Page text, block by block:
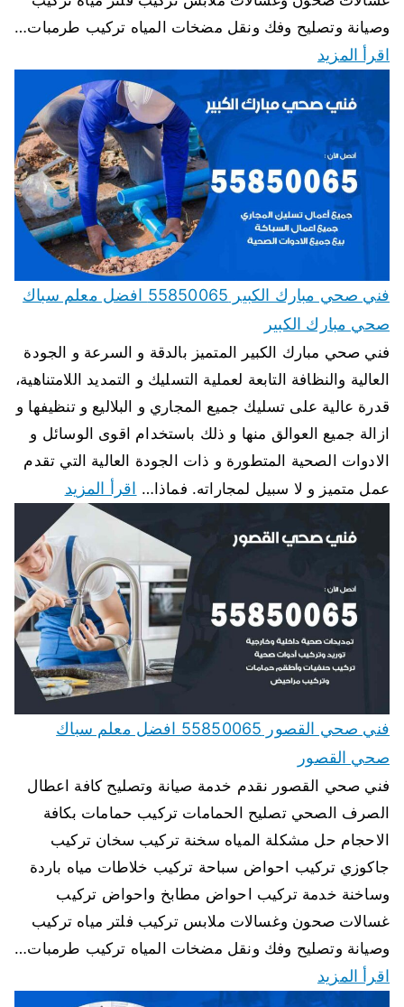
وصيانة وتصليح وفك ونقل مضخات المياه تركيب طرمبات…
اقرأ المزيد
فني صحي مبارك الكبير 55850065 افضل معلم سباك
صحي مبارك الكبير
فني صحي مبارك الكبير المتميز بالدقة و السرعة و الجودة
العالية والنظافة التابعة لعملية التسليك و التمديد اللامتناهية،
قدرة عالية على تسليك جميع المجاري و البلاليع و تنظيفها و
ازالة جميع العوالق منها و ذلك باستخدام اقوى الوسائل و
الادوات الصحية المتطورة و ذات الجودة العالية التي تقدم
عمل متميز و لا سبيل لمجاراته. فماذا… اقرأ المزيد
فني صحي القصور 55850065 افضل معلم سباك
صحي القصور
فني صحي القصور نقدم خدمة صيانة وتصليح كافة اعطال
الصرف الصحي تصليح الحمامات تركيب حمامات بكافة
الاحجام حل مشكلة المياه سخنة تركيب سخان تركيب
جاكوزي تركيب احواض سباحة تركيب خلاطات مياه باردة
وساخنة خدمة تركيب احواض مطابخ واحواض تركيب
غسالات صحون وغسالات ملابس تركيب فلتر مياه تركيب
وصيانة وتصليح وفك ونقل مضخات المياه تركيب طرمبات…
اقرأ المزيد